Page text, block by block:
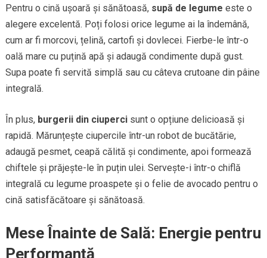
Pentru o cină ușoară și sănătoasă, supă de legume este o
alegere excelentă. Poți folosi orice legume ai la îndemână,
cum ar fi morcovi, țelină, cartofi și dovlecei. Fierbe-le într-o
oală mare cu puțină apă și adaugă condimente după gust.
Supa poate fi servită simplă sau cu câteva crutoane din pâine
integrală.
În plus, burgerii din ciupercisunt o opțiune delicioasă și
rapidă. Mărunțește ciupercile într-un robot de bucătărie,
adaugă pesmet, ceapă călită și condimente, apoi formează
chiftele și prăjește-le în puțin ulei. Servește-i într-o chiflă
integrală cu legume proaspete și o felie de avocado pentru o
cină satisfăcătoare și sănătoasă.
Mese Înainte de Sală: Energie pentru
Performanță